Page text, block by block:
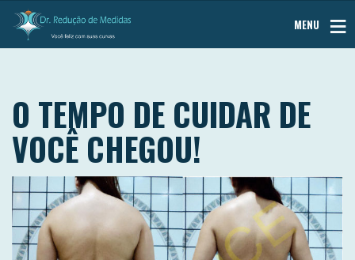
MENU
O TEMPO DE CUIDAR DE
VOCÊ CHEGOU!